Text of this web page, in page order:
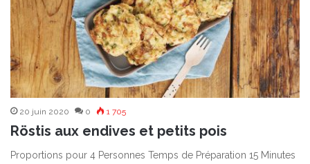
20 juin 2020 0 1 705
Röstis aux endives et petits pois
Proportions pour 4 Personnes Temps de Préparation 15 Minutes